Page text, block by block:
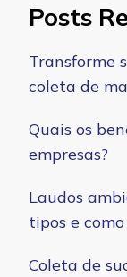
Posts
Transforme
coleta de
Quais os
empresas?
Laudos
tipos e
Coleta de